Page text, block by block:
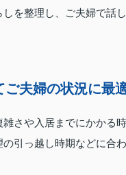
を整理し、ご夫婦で話
夫婦の状況に最
さや入居までにかかる
引っ越し時期などに合